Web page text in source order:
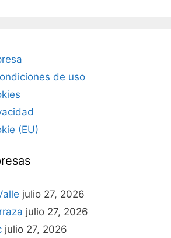
de uso
(EU)
julio 27, 2026
julio 27, 2026
julio 27, 2026